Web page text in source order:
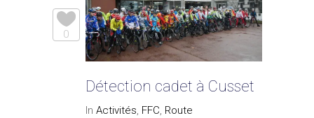
0
Détection cadet à Cusset
In Activités, FFC, Route